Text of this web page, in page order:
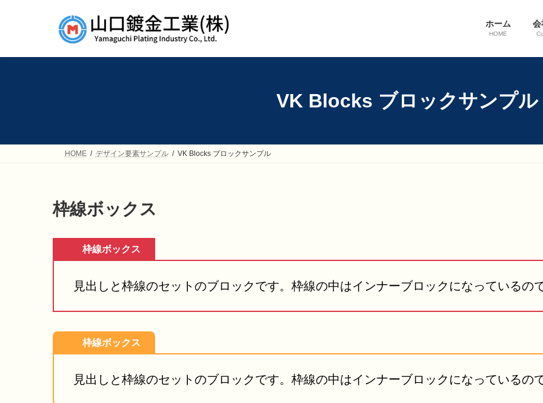
ツ
シ
ホーム
HOME
会
VK Blocks ブロックサンプル
HOME デザイン要素サンプル VK Blocks ブロックサンプル
枠線ボックス
枠線ボックス
見出しと枠線のセットのブロックです。枠線の中はインナーブロックになっているの
枠線ボックス
見出しと枠線のセットのブロックです。枠線の中はインナーブロックになっているの